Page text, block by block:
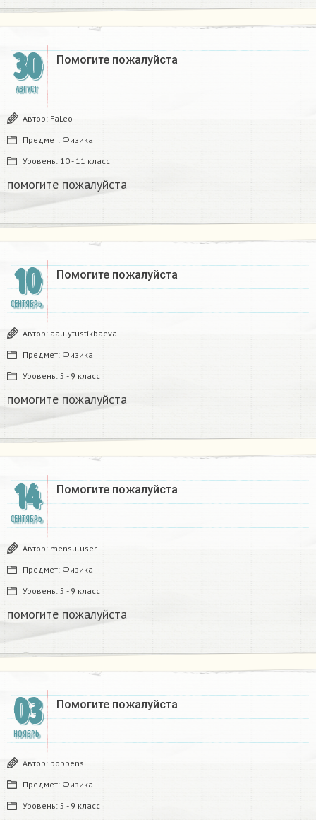
30
АВГУСТ
Помогите пожалуйста​
Автор: FaLeo
Предмет: Физика
Уровень: 10 - 11 класс
помогите пожалуйста​
10
СЕНТЯБРЬ
Помогите пожалуйста​
Автор: aaulytustikbaeva
Предмет: Физика
Уровень: 5 - 9 класс
помогите пожалуйста​
14
СЕНТЯБРЬ
Помогите пожалуйста​
Автор: mensuluser
Предмет: Физика
Уровень: 5 - 9 класс
помогите пожалуйста​
03
НОЯБРЬ
Помогите пожалуйста​
Автор: poppens
Предмет: Физика
Уровень: 5 - 9 класс